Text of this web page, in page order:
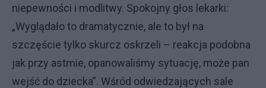
niepewności i modlitwy. Spokojny głos lekarki:
„Wyglądało to dramatycznie, ale to był na
szczęście tylko skurcz oskrzeli – reakcja podobna
jak przy astmie, opanowaliśmy sytuację, może pan
wejść do dziecka”. Wśród odwiedzających sale